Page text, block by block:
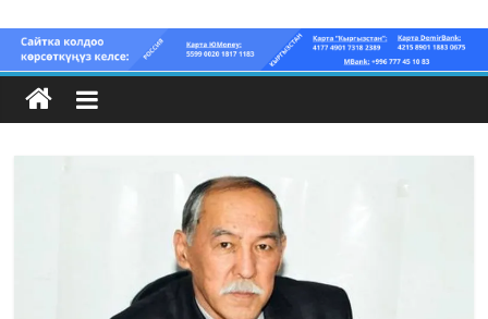
Кыргыз
маданият
борбору